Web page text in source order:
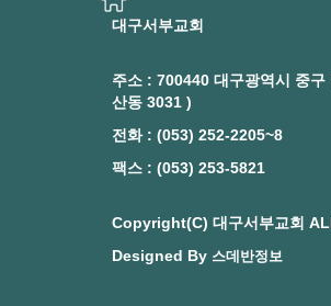
대구서부교회
주소 : 700440 대구광역시 중
산동 3031 )
전화 : (053) 252-2205~8
팩스 : (053) 253-5821
Copyright(C) 대구서부교회
Designed By 스데반정보